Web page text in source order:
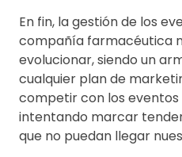
En fin, la gestión de los
compañía farmacéutica
evolucionar, siendo un
cualquier plan de
competir con los
intentando marcar
que no puedan llegar